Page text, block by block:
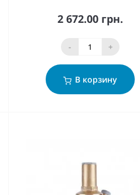
2 672.00 грн.
- +
В корзину